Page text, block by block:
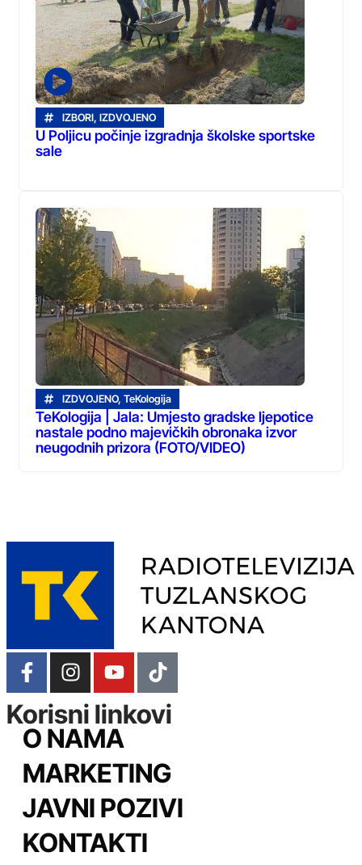
IZBORI, IZDVOJENO
U Poljicu počinje izgradnja školske sportske
sale
IZDVOJENO, TeKologija
TeKologija | Jala: Umjesto gradske ljepotice
nastale podno majevičkih obronaka izvor
neugodnih prizora (FOTO/VIDEO)
Korisni linkovi
O NAMA
MARKETING
JAVNI POZIVI
KONTAKTI